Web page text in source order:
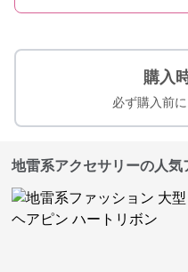
購入
必ず購入前
地雷系アクセサリーの人気